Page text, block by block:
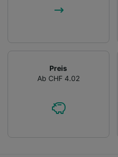
Preis
Ab CHF 4.02